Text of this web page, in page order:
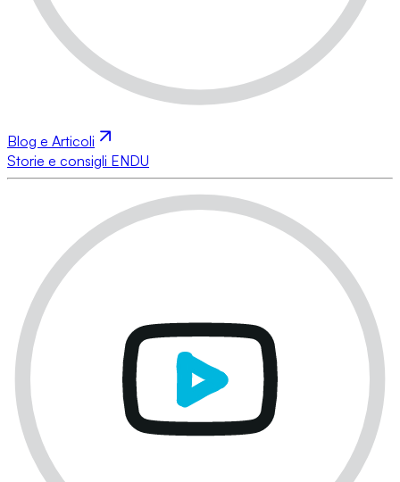
Blog e Articoli
Storie e consigli ENDU